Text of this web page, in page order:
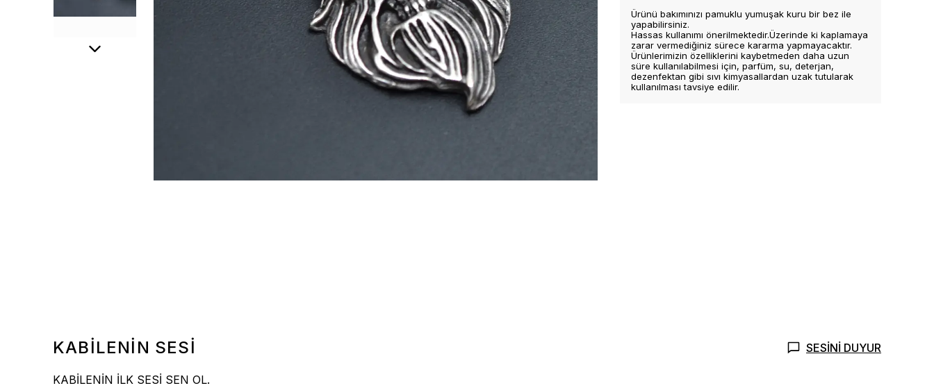
Ürünü bakımınızı pamuklu yumuşak kuru bir bez ile
yapabilirsiniz.
Hassas kullanımı önerilmektedir.Üzerinde ki kaplamaya
zarar vermediğiniz sürece kararma yapmayacaktır.
Ürünlerimizin özelliklerini kaybetmeden daha uzun
süre kullanılabilmesi için, parfüm, su, deterjan,
dezenfektan gibi sıvı kimyasallardan uzak tutularak
kullanılması tavsiye edilir.
KABİLENİN SESİ SESİNİ DUYUR
KABİLENİN İLK SESİ SEN OL.